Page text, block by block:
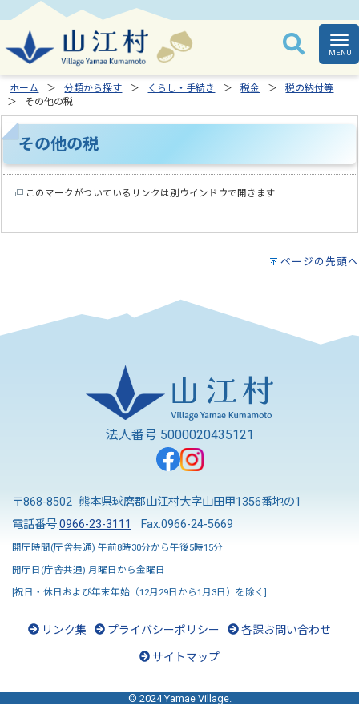
ホーム 分類から探す くらし・手続き 税金
税の納付等
その他の税
その他の税
このマークがついているリンクは別ウインドウで開きます
ページの先頭へ
法人番号 5000020435121
〒868-8502 熊本県球磨郡山江村大字山田甲1356番地の1
電話番号:0966-23-3111 Fax:0966-24-5669
開庁時間(庁舎共通) 午前8時30分から午後5時15分
開庁日(庁舎共通) 月曜日から金曜日
[祝日・休日および年末年始（12月29日から1月3日）を除く]
リンク集 プライバシーポリシー 各課お問い合わせ
サイトマップ
© 2024 Yamae Village.